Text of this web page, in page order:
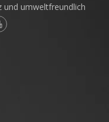
und umweltfreundlich